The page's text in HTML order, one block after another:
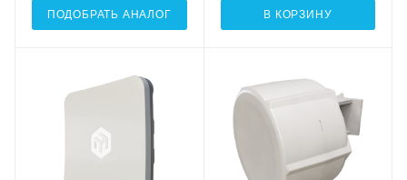
ПОДОБРАТЬ АНАЛОГ В КОРЗИНУ
оптические
1xGigabit Ethernet
Wi-Fi интерфейсы
связи
Один LTE7
Проводные,
оптические
интерфейсы